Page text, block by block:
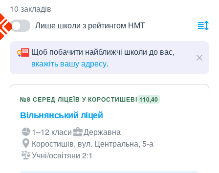
10 закладів
Лише школи з рейтингом НМТ
Щоб побачити найближчі школи до вас,
вкажіть вашу адресу.
№8 СЕРЕД ЛІЦЕЇВ У КОРОСТИШЕВІ 110,40
Вільнянський ліцей
1–12 класи
Державна
Коростишів, вул. Центральна, 5-а
Учні/освітяни 2:1